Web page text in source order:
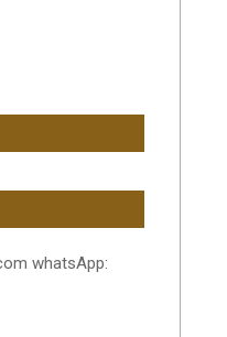
whatsApp: